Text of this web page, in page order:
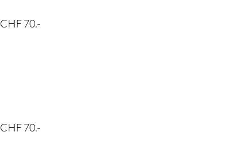
CHF 70.-
CHF 70.-